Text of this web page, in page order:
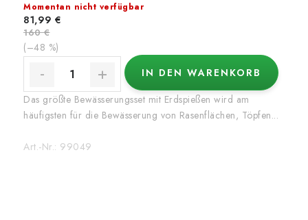
Momentan nicht verfügbar
81,99 €
160 €
(–48 %)
IN DEN WARENKORB
Das größte Bewässerungsset mit Erdspießen wird am
häufigsten für die Bewässerung von Rasenflächen, Töpfen...
Art.-Nr.: 99049